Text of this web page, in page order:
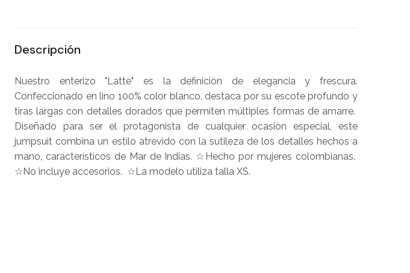
Descripción
Nuestro enterizo "Latte" es la definición de elegancia y frescura.
Confeccionado en lino 100% color blanco, destaca por su escote profundo y
tiras largas con detalles dorados que permiten múltiples formas de amarre.
Diseñado para ser el protagonista de cualquier ocasión especial, este
jumpsuit combina un estilo atrevido con la sutileza de los detalles hechos a
mano, característicos de Mar de Indias. ☆Hecho por mujeres colombianas.
☆No incluye accesorios. ☆La modelo utiliza talla XS.